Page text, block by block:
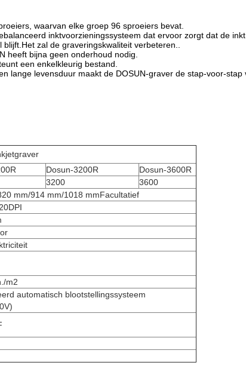
waarvan elke groep 96 sproeiers bevat.
inktvoorzieningssysteem dat ervoor zorgt dat de
zal de graveringskwaliteit verbeteren..
heeft bijna geen onderhoud nodig.
een enkelkleurig bestand.
lange levensduur maakt de DOSUN-graver de stap-voor-stap
Dosun-3200R
Dosun-3600R
3200
3600
mm/914 mm/1018 mmFacultatief
m2
automatisch blootstellingssysteem